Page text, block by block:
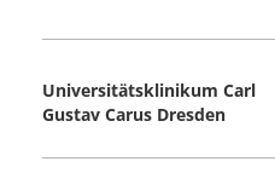
Universitätsklinikum Carl
Gustav Carus ­Dresden